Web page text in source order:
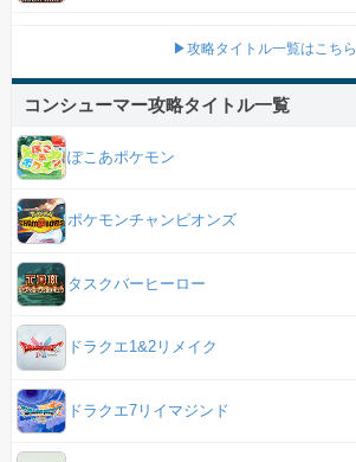
▶攻略タイトル一覧はこちら
コンシューマー攻略タイトル一覧
ぽこあポケモン
ポケモンチャンピオンズ
タスクバーヒーロー
ドラクエ1&2リメイク
ドラクエ7リイマジンド